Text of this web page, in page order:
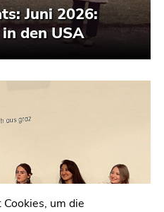
Juni 2026:
den USA
um die